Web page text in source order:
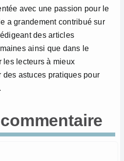
avec une passion pour le
a grandement contribué sur
des articles
ainsi que dans le
les lecteurs à mieux
astuces pratiques pour